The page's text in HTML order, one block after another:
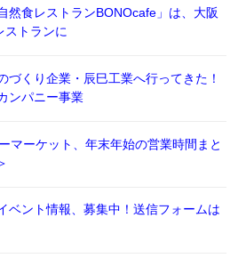
然食レストランBONOcafe」は、大阪
ストランに
づくり企業・辰巳工業へ行ってきた！
ンパニー事業
マーケット、年末年始の営業時間まと
ベント情報、募集中！送信フォームは